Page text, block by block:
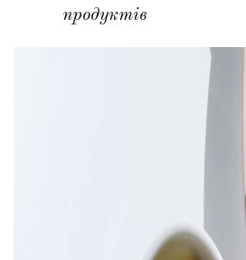
продуктів